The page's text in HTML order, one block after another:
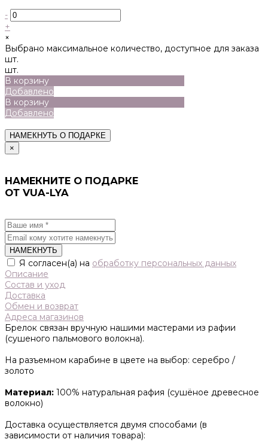
-
+
×
Выбрано максимальное количество, доступное для заказа
шт.
шт.
В корзину
Добавлено
В корзину
Добавлено
НАМЕКНУТЬ О ПОДАРКЕ
×
НАМЕКНИТЕ О ПОДАРКЕ
ОТ VUA-LYA
НАМЕКНУТЬ
Я согласен(а) на обработку персональных данных
Описание
Состав и уход
Доставка
Обмен и возврат
Адреса магазинов
Брелок связан вручную нашими мастерами из рафии
(сушеного пальмового волокна).
На разъемном карабине в цвете на выбор: серебро /
золото
Материал: 100% натуральная рафия (сушёное древесное
волокно)
Доставка осуществляется двумя способами (в
зависимости от наличия товара):